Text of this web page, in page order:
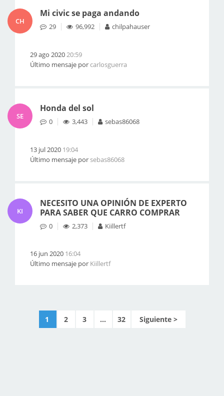
CH
Mi civic se paga andando
29 96,992 chilpahauser
29 ago 202020:59
Último mensaje porcarlosguerra
SE
Honda del sol
0 3,443 sebas86068
13 jul 2020 19:04
Último mensaje porsebas86068
KI
NECESITO UNA OPINIÓN DE EXPERTO
PARA SABER QUE CARRO COMPRAR
0 2,373 Kiillertf
16 jun 2020 16:04
Último mensaje por Kiillertf
1 2 3 ... 32